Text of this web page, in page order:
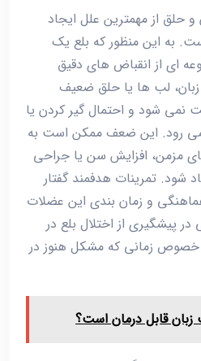
از مهمترین علل ایجاد
به این منظور که بلع یک
‌ای از انقباض ‌های دقیق
لب‌ ها یا حلق ضعیف
نمی ‌شود و احتمال گیر کردن یا
می ‌رود. این ضعف ممکن است به
مزمن، افزایش سن یا جراحی
شود. تمرینات هدفمند گفتار
و زمان ‌بندی این عضلات
پیشگیری از اختلال بلع در
خصوص زمانی که مشکل هنوز در
زبان قابل درمان است؟